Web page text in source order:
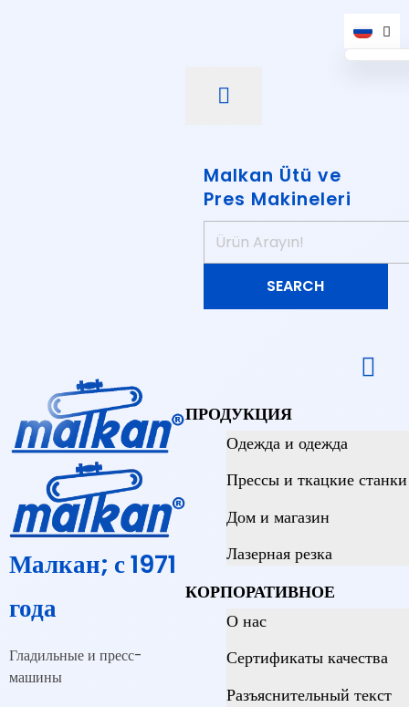
Малкан; с 1971
года
Гладильные и пресс-
машины
Malkan Ütü ve
Pres Makineleri
ПРОДУКЦИЯ
Одежда и одежда
Прессы и ткацкие
Дом и магазин
Лазерная резка
КОРПОРАТИВНОЕ
О нас
Сертификаты качества
Разъяснительный текст